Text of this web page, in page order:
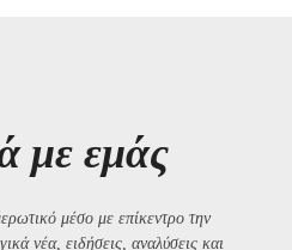
με εμάς
μέσο με επίκεντρο την
νέα, ειδήσεις, αναλύσεις και